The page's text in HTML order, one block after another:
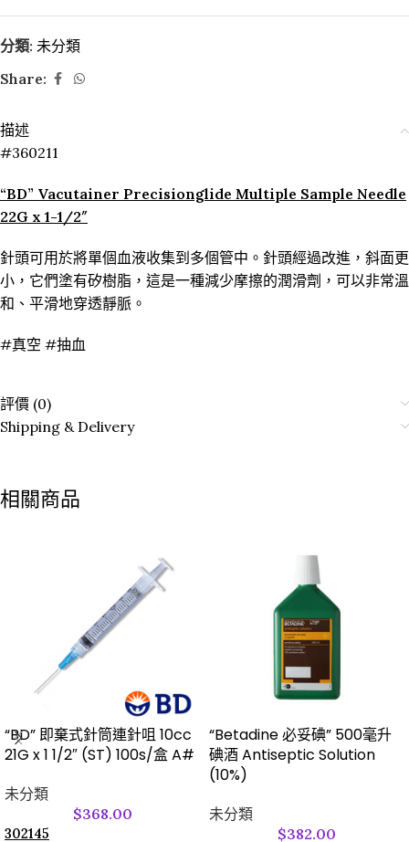
分類: 未分類
Share:
描述
#360211
“BD” Vacutainer Precisionglide Multiple Sample Needle
22G x 1-1/2″
針頭可用於將單個血液收集到多個管中。針頭經過改進，斜面更
小，它們塗有矽樹脂，這是一種減少摩擦的潤滑劑，可以非常溫
和、平滑地穿透靜脈。
#真空 #抽血
評價 (0)
Shipping & Delivery
相關商品
“BD” 即棄式針筒連針咀 10cc
21G x 1 1/2″ (ST) 100s/盒 A#
未分類
$368.00
302145
“Betadine 必妥碘” 500毫升
碘酒 Antiseptic Solution
(10%)
未分類
$382.00